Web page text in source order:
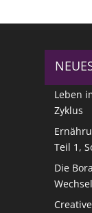
Leben
Zyklus
Teil 1,
Die